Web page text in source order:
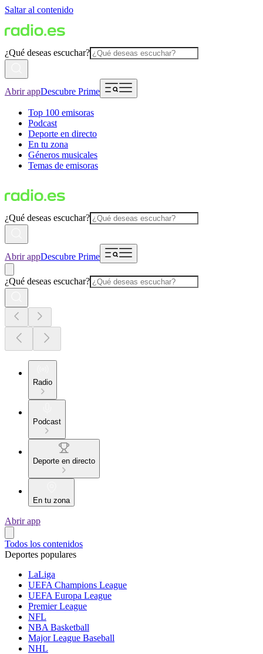
Saltar al contenido
¿Qué deseas escuchar?
Abrir appDescubre Prime
Top 100 emisoras
Podcast
Deporte en directo
En tu zona
Géneros musicales
Temas de emisoras
¿Qué deseas escuchar?
Abrir appDescubre Prime
¿Qué deseas escuchar?
Radio
Podcast
Deporte en directo
En tu zona
Abrir app
Todos los contenidos
Deportes populares
LaLiga
UEFA Champions League
UEFA Europa League
Premier League
NFL
NBA Basketball
Major League Baseball
NHL